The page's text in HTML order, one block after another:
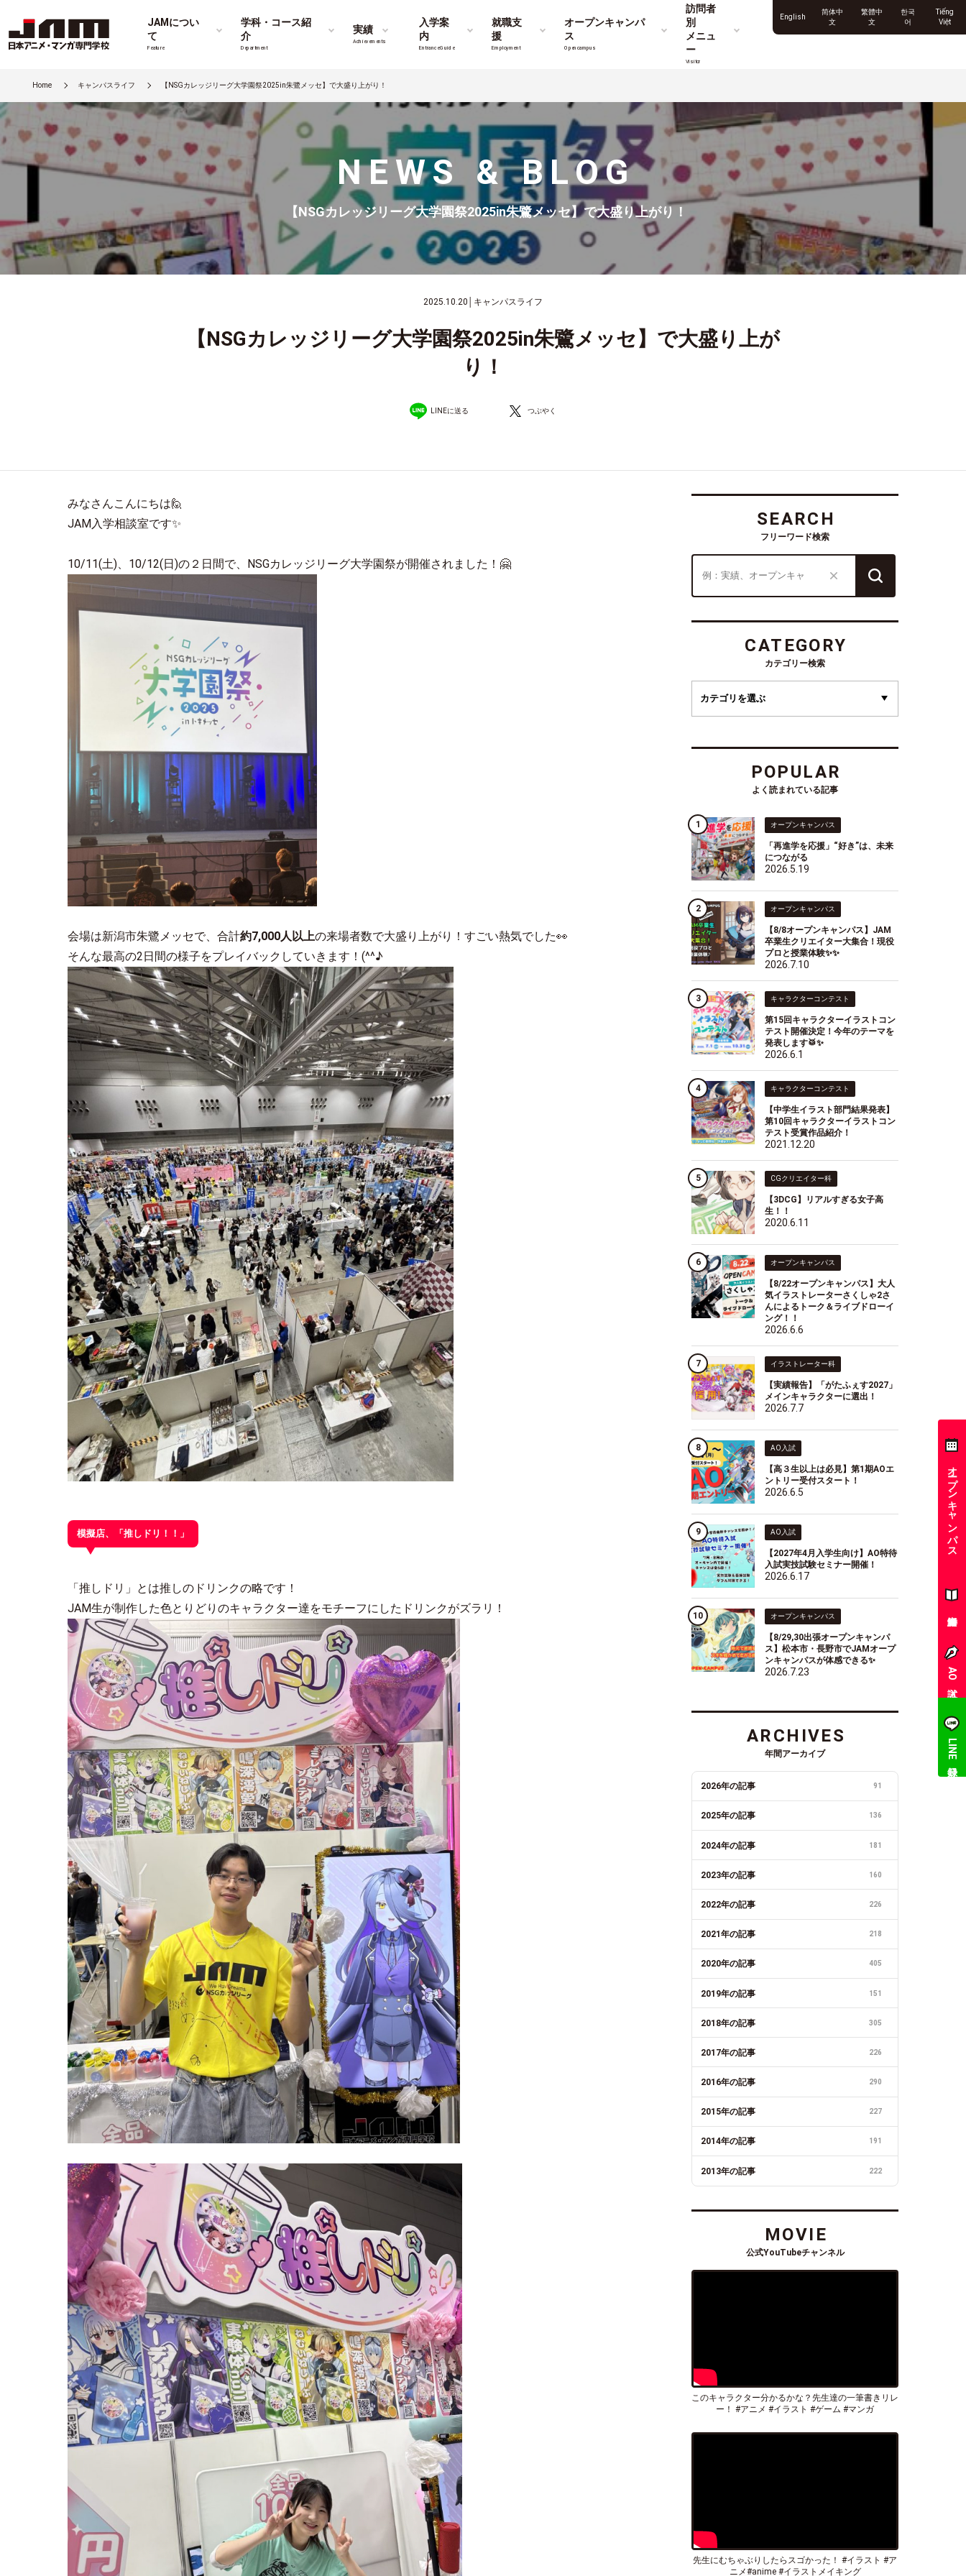
JAMについ
て
Feature
学科・コース紹
介
Department
実績
Achievements
入学案
内
Entrance Guide
就職支
援
Employment
オープンキャンパ
ス
Opencampus
訪問者
別
メニュ
ー
Visitor
English
简体中
文
繁體中
文
한국
어
Tiếng
Việt
Home キャンパスライフ 【NSGカレッジリーグ大学園祭2025in朱鷺メッセ】で大盛り上がり！
NEWS & BLOG
【NSGカレッジリーグ大学園祭2025in朱鷺メッセ】で大盛り上がり！
2025.10.20 キャンパスライフ
【NSGカレッジリーグ大学園祭2025in朱鷺メッセ】で大盛り上が
り！
LINEに送る つぶやく
みなさんこんにちは🙋
JAM入学相談室です✨
10/11(土)、10/12(日)の２日間で、NSGカレッジリーグ大学園祭が開催されました！🤗
会場は新潟市朱鷺メッセで、合計約7,000人以上の来場者数で大盛り上がり！すごい熱気でした👀
そんな最高の2日間の様子をプレイバックしていきます！(^^♪
模擬店、「推しドリ！！」
「推しドリ」とは推しのドリンクの略です！
JAM生が制作した色とりどりのキャラクター達をモチーフにしたドリンクがズラリ！
SEARCH
フリーワード検索
CATEGORY
カテゴリー検索
POPULAR
よく読まれている記事
オープンキャンパス
「再進学を応援」“好き”は、未来
につながる
2026.5.19
オープンキャンパス
【8/8オープンキャンパス】JAM
卒業生クリエイター大集合！現役
プロと授業体験✨✨
2026.7.10
キャラクターコンテスト
第15回キャラクターイラストコン
テスト開催決定！今年のテーマを
発表します🥁✨
2026.6.1
キャラクターコンテスト
【中学生イラスト部門結果発表】
第10回キャラクターイラストコン
テスト受賞作品紹介！
2021.12.20
CGクリエイター科
【3DCG】リアルすぎる女子高
生！！
2020.6.11
オープンキャンパス
【8/22オープンキャンパス】大人
気イラストレーターさくしゃ2さ
んによるトーク＆ライブドローイ
ング！！
2026.6.6
イラストレーター科
【実績報告】「がたふぇす2027」
メインキャラクターに選出！
2026.7.7
AO入試
【高３生以上は必見】第1期AOエ
ントリー受付スタート！
2026.6.5
AO入試
【2027年4月入学生向け】AO特待
入試実技試験セミナー開催！
2026.6.17
オープンキャンパス
【8/29,30出張オープンキャンパ
ス】松本市・長野市でJAMオープ
ンキャンパスが体感できる✨
2026.7.23
ARCHIVES
年間アーカイブ
2026年の記事 91
2025年の記事 136
2024年の記事 181
2023年の記事 160
2022年の記事 226
2021年の記事 218
2020年の記事 405
2019年の記事 151
2018年の記事 305
2017年の記事 226
2016年の記事 290
2015年の記事 227
2014年の記事 191
2013年の記事 222
MOVIE
公式YouTubeチャンネル
このキャラクター分かるかな？先生達の一筆書きリレ
ー！ #アニメ #イラスト #ゲーム #マンガ
先生にむちゃぶりしたらスゴかった！ #イラスト #ア
ニメ#anime #イラストメイキング
オープンキャンパス
AO入試
LINE登録